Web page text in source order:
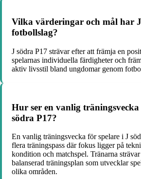
Vilka värderingar och mål har
fotbollslag?
J södra P17 strävar efter att främja en
spelarnas individuella färdigheter och
aktiv livsstil bland ungdomar genom
Hur ser en vanlig
södra P17?
En vanlig träningsvecka för spelare i J
flera träningspass där fokus ligger på
kondition och matchspel. Tränarna
balanserad träningsplan som utvecklar
olika områden.